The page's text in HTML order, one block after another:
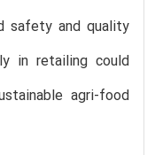
safety and quality
in retailing could
agri-food